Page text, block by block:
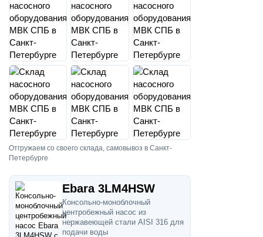
Отгружаем со своего склада, самовывоз в Санкт-
Петербурге
Ebara 3LM4HSW
Консольно-моноблочный
центробежный насос из
нержавеющей стали AISI 316 для
подачи воды